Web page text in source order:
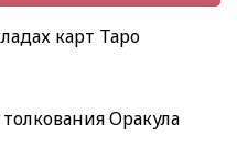
карт Таро
Оракула